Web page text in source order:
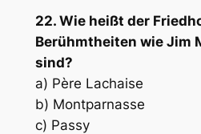
22. Wie heißt der
Berühmtheiten wie Jim
sind?
a) Père Lachaise
b) Montparnasse
c) Passy